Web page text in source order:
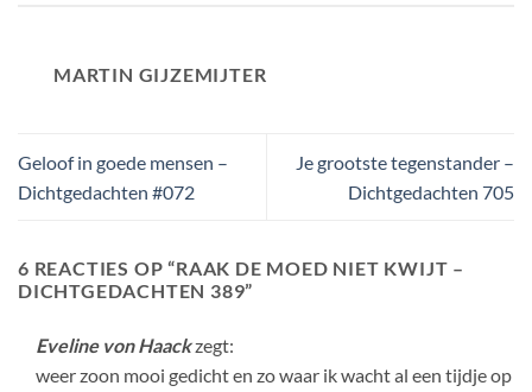
MARTIN GIJZEMIJTER
Geloof in goede mensen –
Dichtgedachten #072
Je grootste tegenstander –
Dichtgedachten 705
6 REACTIES OP “RAAK DE MOED NIET KWIJT –
DICHTGEDACHTEN 389”
Eveline von Haackzegt:
weer zoon mooi gedicht en zo waar ik wacht al een tijdje op